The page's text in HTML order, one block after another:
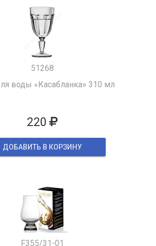
51268
воды «Касабланка» 310 мл
220
ДОБАВИТЬ В КОРЗИНУ
F355/31-01